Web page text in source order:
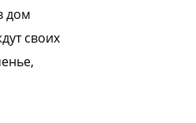
дом
своих